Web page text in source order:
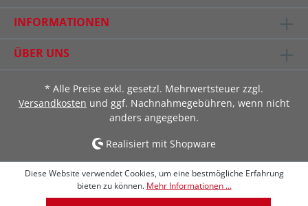
INFORMATIONEN
ÜBER UNS
* Alle Preise exkl. gesetzl. Mehrwertsteuer zzgl.
Versandkosten und ggf. Nachnahmegebühren, wenn nicht
anders angegeben.
Realisiert mit Shopware
Diese Website verwendet Cookies, um eine bestmögliche Erfahrung
bieten zu können. Mehr Informationen ...